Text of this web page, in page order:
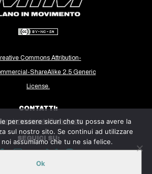
MANIFESTI
INTERNAZIONALE
EUROPA
MEDIO ORIENTE
MONDO
Commons Attribution-
ShareAlike 2.5 Generic
License.
CONTATTI:
SEGUICI SU:
per essere sicuri che tu possa avere la
sul nostro sito. Se continui ad utilizzare
assumiamo che tu ne sia felice.
Ok